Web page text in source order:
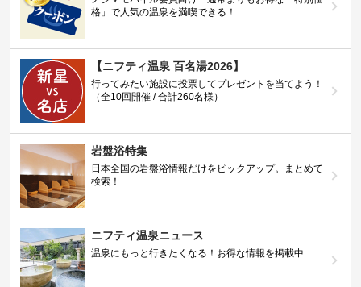
格」で人気の温泉を満喫できる！
【ニフティ温泉 百名湯2026】
行ってみたい施設に投票してプレゼントを当てよう！
（全10回開催 / 合計260名様）
岩盤浴特集
日本全国の岩盤浴情報だけをピックアップ。まとめて
検索！
ニフティ温泉ニュース
温泉にもっと行きたくなる！お得な情報を掲載中